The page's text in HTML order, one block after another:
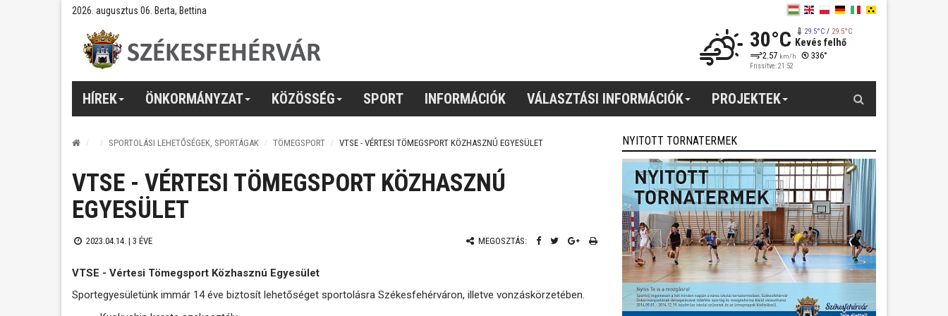
2026. augusztus 06. Berta, Bettina
30°C 29.5°C/ 29.5°C
Kevés felhő
2.57 km/h 336°
Frissítve: 21:52
HÍREK ÖNKORMÁNYZAT KÖZÖSSÉG SPORT INFORMÁCIÓK VÁLASZTÁSI INFORMÁCIÓK PROJEKTEK
SPORTOLÁSI LEHETŐSÉGEK, SPORTÁGAK TÖMEGSPORT VTSE - VÉRTESI TÖMEGSPORT KÖZHASZNÚ EGYESÜLET
VTSE - VÉRTESI TÖMEGSPORT KÖZHASZNÚ
EGYESÜLET
2023.04.14. | 3 ÉVE MEGOSZTÁS:
VTSE - Vértesi Tömegsport Közhasznú Egyesület
Sportegyesületünk immár 14 éve biztosít lehetőséget sportolásra Székesfehérváron, illetve vonzáskörzetében.
NYITOTT TORNATERMEK